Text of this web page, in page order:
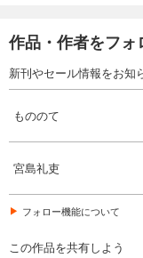
作品・作者をフォ
新刊やセール情報をお知
もののて
宮島礼吏
フォロー機能について
この作品を共有しよう